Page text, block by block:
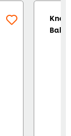
Knor